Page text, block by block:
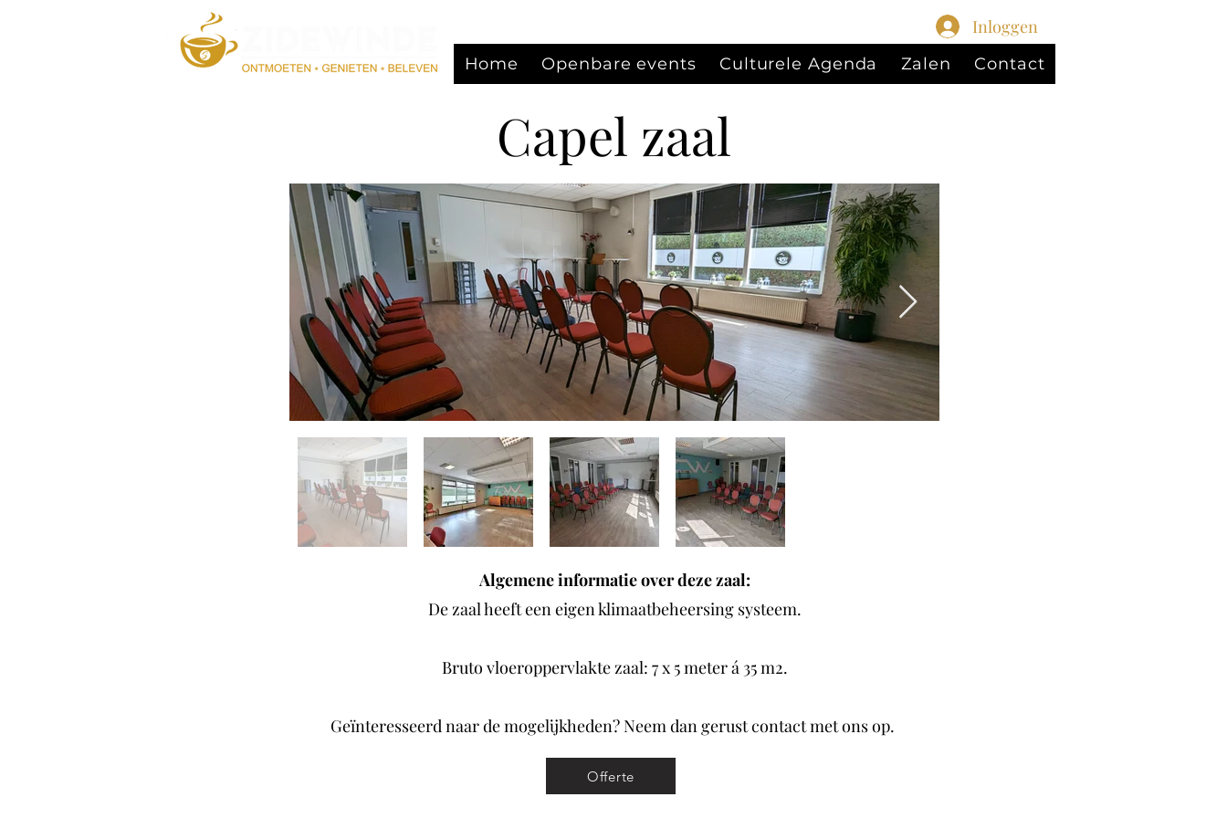
Home Openbare events Culturele Agenda Zalen Contact
Inloggen
Capel zaal
Algemene informatie over deze zaal:
De zaal heeft een eigen klimaatbeheersing systeem.
Bruto vloeroppervlakte zaal: 7 x 5 meter á 35 m2.
Geïnteresseerd naar de mogelijkheden? Neem dan gerust contact met ons op.
Offerte